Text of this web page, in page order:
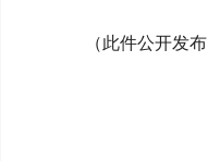
（此件公开发布